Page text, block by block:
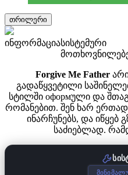
თრილერი
ინფორმაციასისტემური
Forgive Me Father
გადაწყვეტილი
სტილში оформული და
რომანებით. შენ ხარ
ინარჩუნებს, და იწყებ
საძიებლად.